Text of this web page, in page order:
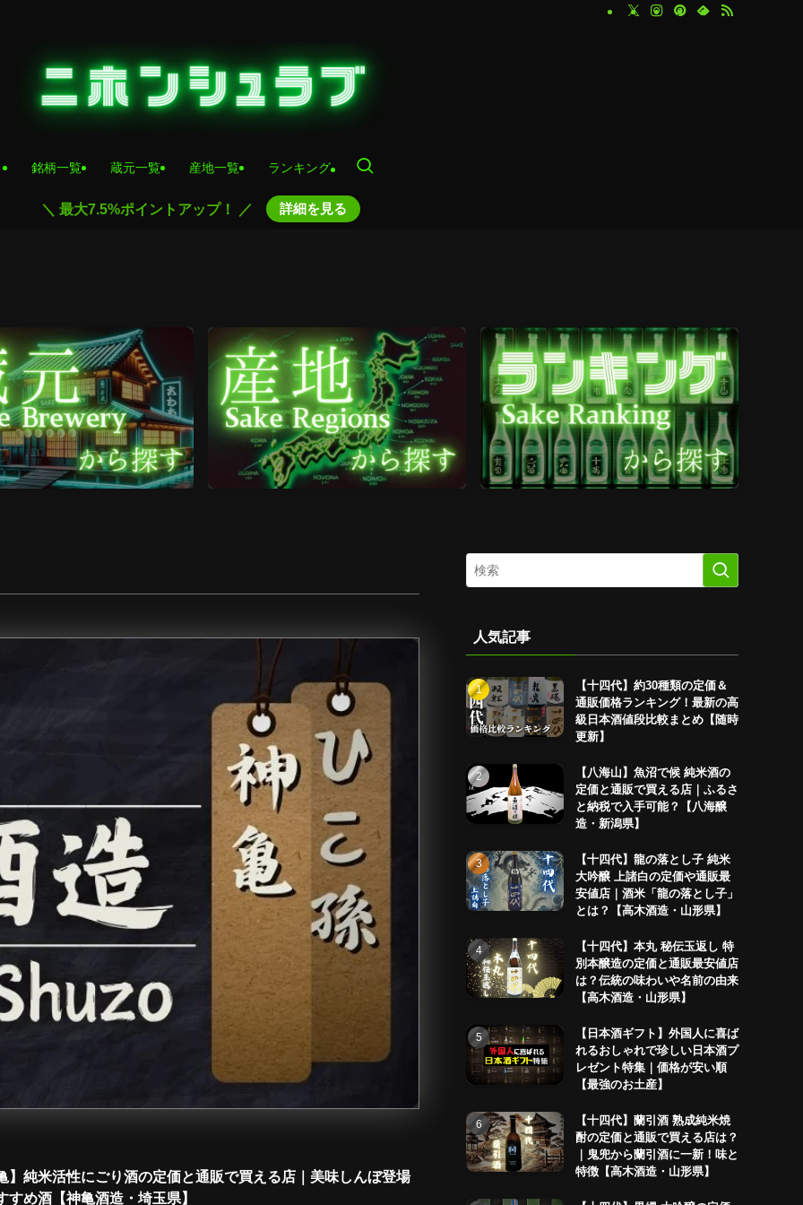
銘柄一覧 蔵元一覧 産地一覧 ランキング
＼ 最大7.5%ポイントアップ！ ／ 詳細を見る
】純米活性にごり酒の定価と通販で買える店｜美味しんぼ登場
すめ酒【神亀酒造・埼玉県】
人気記事
【十四代】約30種類の定価＆
通販価格ランキング！最新の高
級日本酒値段比較まとめ【随時
更新】
【八海山】魚沼で候 純米酒の
定価と通販で買える店｜ふるさ
と納税で入手可能？【八海醸
造・新潟県】
【十四代】龍の落とし子 純米
大吟醸 上諸白の定価や通販最
安値店｜酒米「龍の落とし子」
とは？【高木酒造・山形県】
【十四代】本丸 秘伝玉返し 特
別本醸造の定価と通販最安値店
は？伝統の味わいや名前の由来
【高木酒造・山形県】
【日本酒ギフト】外国人に喜ば
れるおしゃれで珍しい日本酒プ
レゼント特集｜価格が安い順
【最強のお土産】
【十四代】蘭引酒 熟成純米焼
酎の定価と通販で買える店は？
｜鬼兜から蘭引酒に一新！味と
特徴【高木酒造・山形県】